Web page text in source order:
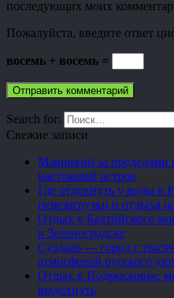
последующих моих
Пожалуйста, введите ответ
восемь + восемь =
Search for:
Свежие записи
Маврикий за пределами
настоящий остров
Где отдохнуть у воды в
перезагрузки и отдыха
Отдых у Балтийского
в Зеленоградске
Суздаль — город с
атмосферой русского
Отдых в Подмосковье:
выдохнуть